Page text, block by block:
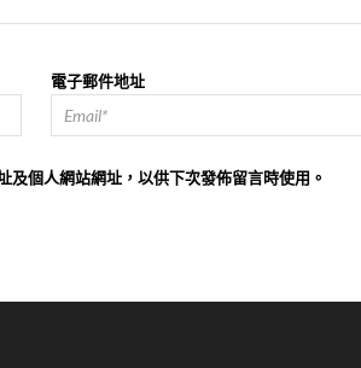
電子郵件地址
及個人網站網址，以供下次發佈留言時使用。